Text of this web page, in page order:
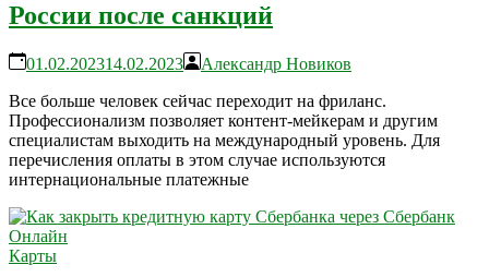
России после санкций
01.02.202314.02.2023
Александр Новиков
Все больше человек сейчас переходит на фриланс.
Профессионализм позволяет контент-мейкерам и другим
специалистам выходить на международный уровень. Для
перечисления оплаты в этом случае используются
интернациональные платежные
Карты